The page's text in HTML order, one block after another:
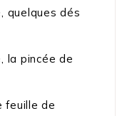
quelques dés
la pincée de
feuille de